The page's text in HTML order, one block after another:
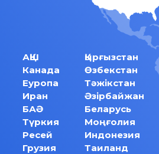
АҚШ
Канада
Еуропа
Иран
БАӘ
Түркия
Ресей
Грузия
Қырғызстан
Өзбекстан
Тәжікстан
Әзірбайжан
Беларусь
Моңғолия
Индонезия
Таиланд